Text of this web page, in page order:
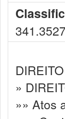
341.3527
»
»» Atos